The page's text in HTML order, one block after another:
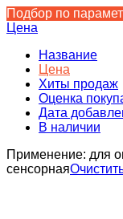
Подбор по
Цена
Название
Цена
Хиты продаж
Оценка
Дата
В наличии
Применение: для
сенсорная